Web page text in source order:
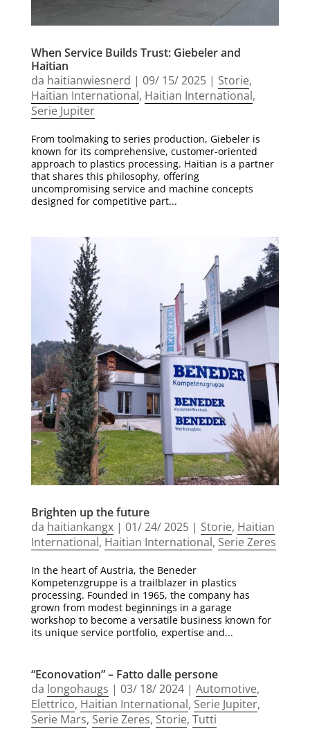
When Service Builds Trust: Giebeler and
Haitian
da haitianwiesnerd | 09/ 15/ 2025| Storie,
Haitian International, Haitian International,
Serie Jupiter
From toolmaking to series production, Giebeler is
known for its comprehensive, customer-oriented
approach to plastics processing. Haitian is a partner
that shares this philosophy, offering
uncompromising service and machine concepts
designed for competitive part...
Brighten up the future
da haitiankangx| 01/ 24/ 2025| Storie, Haitian
International, Haitian International, Serie Zeres
In the heart of Austria, the Beneder
Kompetenzgruppe is a trailblazer in plastics
processing. Founded in 1965, the company has
grown from modest beginnings in a garage
workshop to become a versatile business known for
its unique service portfolio, expertise and...
“Econovation” – Fatto dalle persone
da longohaugs | 03/ 18/ 2024| Automotive,
Elettrico, Haitian International, Serie Jupiter,
Serie Mars, Serie Zeres, Storie, Tutti